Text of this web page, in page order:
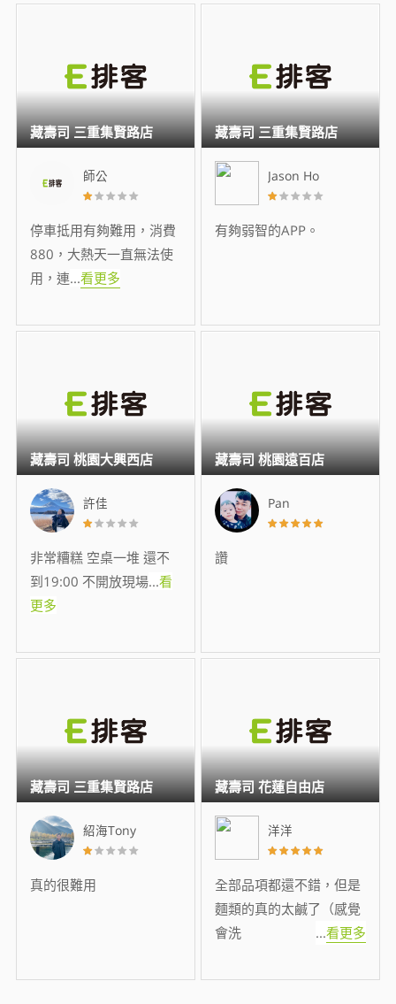
師公
停車抵用有夠難用，消費
880，大熱天一直無法使
用，連...看更多
藏壽司 三重集賢路店
Jason Ho
有夠弱智的APP。
藏壽司 三重集賢路店
許佳
非常糟糕 空桌一堆 還不
到19:00 不開放現場...看
更多
藏壽司 桃園大興西店
Pan
讚
藏壽司 桃園遠百店
紹海Tony
真的很難用
藏壽司 三重集賢路店
洋洋
全部品項都還不錯，但是
麵類的真的太鹹了（感覺
會洗
...看更多
藏壽司 花蓮自由店